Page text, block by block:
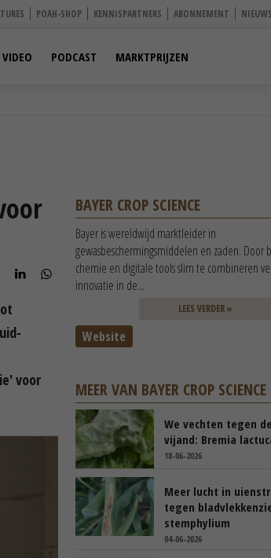
POAH-SHOP KENNISPARTNERS ABONNEMENT
VIDEO PODCAST MARKTPRIJZEN
voor
BAYER CROP SCIENCE
Bayer is wereldwijd marktleider in
gewasbeschermingsmiddelen en zaden. Door
chemie en digitale tools slim te combineren
innovatie in de...
LEES VERDER »
Website
MEER VAN BAYER CROP SCIENCE
We vechten tegen
vijand: Bremia
18-06-2026
Meer lucht in
tegen
stemphylium
04-06-2026